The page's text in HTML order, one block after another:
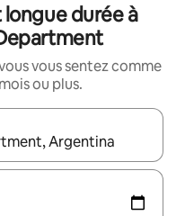
durée à
vous sentez comme
ou plus.
les flèches vers le